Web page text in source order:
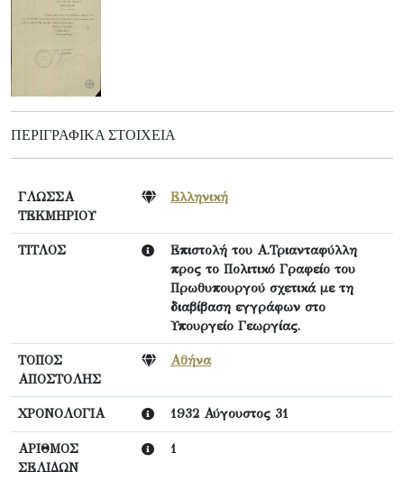
ΠΕΡΙΓΡΑΦΙΚΆ ΣΤΟΙΧΕΊΑ
ΓΛΩΣΣΑ
ΤΕΚΜΗΡΙΟΥ
Ελληνική
ΤΙΤΛΟΣ
Επιστολή του Α.Τριανταφύλλη
προς το Πολιτικό Γραφείο του
Πρωθυπουργού σχετικά με τη
διαβίβαση εγγράφων στο
Υπουργείο Γεωργίας.
ΤΟΠΟΣ
ΑΠΟΣΤΟΛΗΣ
Αθήνα
ΧΡΟΝΟΛΟΓΙΑ 1932 Αύγουστος 31
ΑΡΙΘΜΟΣ
ΣΕΛΙΔΩΝ
1